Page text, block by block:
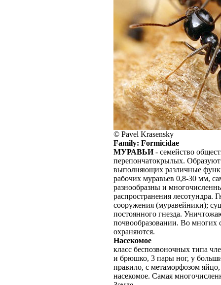
© Pavel Krasensky
Family: Formicidae
МУРАВЬИ- семейство
перепончатокрылых.
выполняющих различные
рабочих муравьев 0,8-30 мм,
разнообразны и
распространения лесотундра.
сооружения (муравейники);
постоянного гнезда.
почвообразовании. Во многих
охраняются.
Насекомое
класс беспозвоночных типа
и брюшко, 3 пары ног, у
правило, с метаморфозом
насекомое. Самая